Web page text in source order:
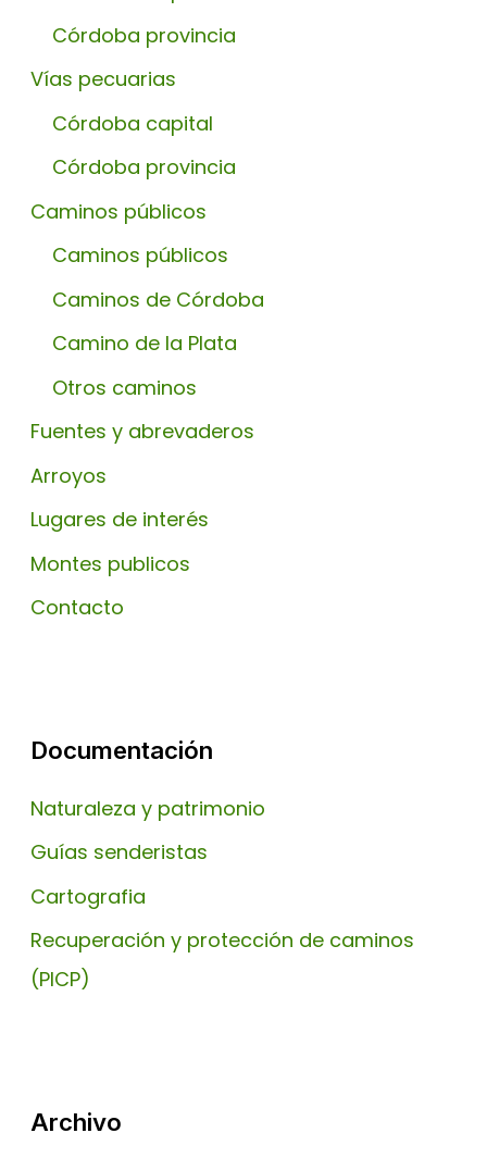
Córdoba provincia
Vías pecuarias
Córdoba capital
Córdoba provincia
Caminos públicos
Caminos públicos
Caminos de Córdoba
Camino de la Plata
Otros caminos
Fuentes y abrevaderos
Arroyos
Lugares de interés
Montes publicos
Contacto
Documentación
Naturaleza y patrimonio
Guías senderistas
Cartografia
Recuperación y protección de caminos
(PICP)
Archivo